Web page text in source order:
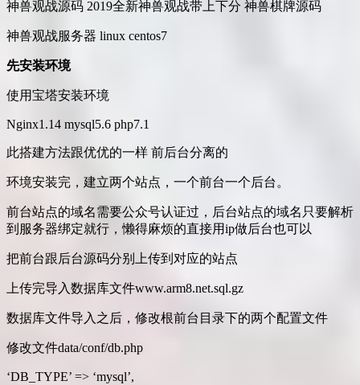
神兽观战源码 2019全新神兽观战带上下分 神兽棋牌源码
神兽观战服务器 linux centos7
先安装环境
使用宝塔安装环境
Nginx1.14 mysql5.6 php7.1
此搭建方法跟优优的一样 前后台分离的
环境安装完，建立两个站点，一个前台一个后台。
前台站点的域名需要公众号认证过，后台站点的域名只要解析
到服务器绑定就行，懒得麻烦的直接用ip做后台也可以
把前台跟后台源码分别上传到对应的站点
上传完导入数据库文件www.arm8.net.sql.gz
数据库文件导入之后，修改根前台目录下的两个配置文件
修改文件data/conf/db.php
‘DB_TYPE’ => ‘mysql’,